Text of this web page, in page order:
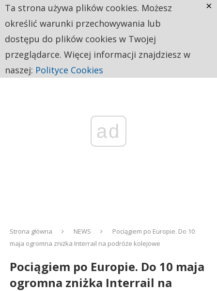
ad
Strona główna NEWS
Pociągiem po Europie. Do 10
maja ogromna zniżka Interrail na podróże kolejowe
Pociągiem po Europie. Do 10 maja
ogromna zniżka Interrail na
Ta strona używa plików cookies. Możesz
określić warunki przechowywania lub
dostępu do plików cookies w Twojej
przeglądarce. Więcej informacji znajdziesz w
naszej: Polityce Cookies
×